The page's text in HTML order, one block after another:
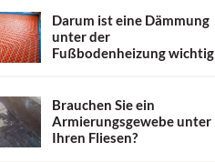
Darum ist eine Dämmung
unter der
Fußbodenheizung wichtig
Brauchen Sie ein
Armierungsgewebe unter
Ihren Fliesen?